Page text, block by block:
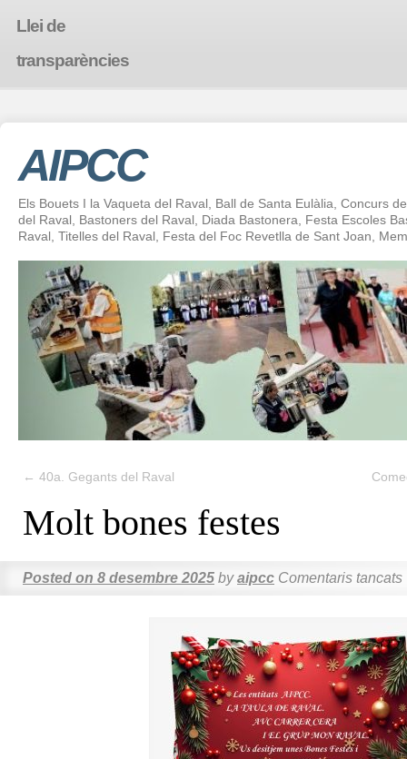
Llei de
transparències
AIPCC
Els Bouets I la Vaqueta del Raval, Ball de Santa Eulàlia, Concurs
del Raval, Bastoners del Raval, Diada Bastonera, Festa Escoles
Raval, Titelles del Raval, Festa del Foc Revetlla de Sant Joan,
← 40a. Gegants del Raval
Molt bones festes
Posted on 8 desembre 2025 by aipcc Comentaris tancats